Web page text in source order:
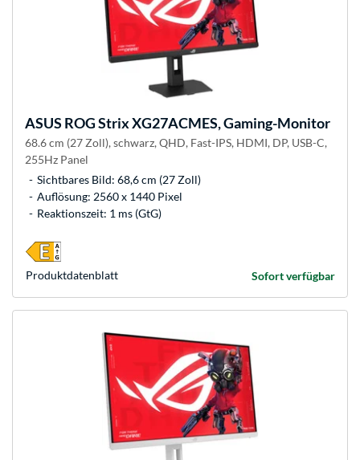
ASUS ROG Strix XG27ACMES, Gaming-Monitor
68.6 cm (27 Zoll), schwarz, QHD, Fast-IPS, HDMI, DP, USB-C,
255Hz Panel
Sichtbares Bild: 68,6 cm (27 Zoll)
Auflösung: 2560 x 1440 Pixel
Reaktionszeit: 1 ms (GtG)
Sofort verfügbar
Produkt­datenblatt